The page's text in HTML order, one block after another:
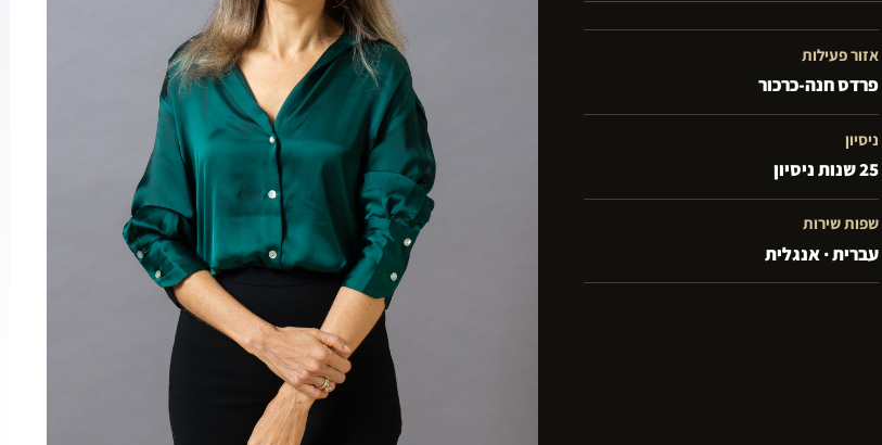
אזור פעילות
פרדס חנה-כרכור
ניסיון
25 שנות ניסיון
שפות שירות
עברית · אנגלית